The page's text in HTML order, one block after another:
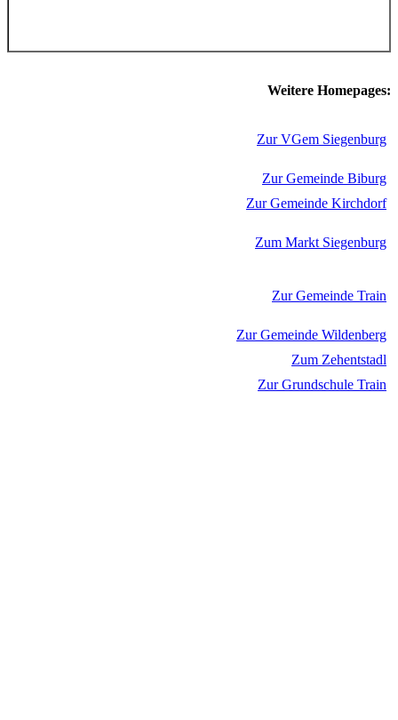
Weitere Homepages:
Zur VGem Siegenburg
Zur Gemeinde Biburg
Zur Gemeinde Kirchdorf
Zum Markt Siegenburg
Zur Gemeinde Train
Zur Gemeinde Wildenberg
Zum Zehentstadl
Zur Grundschule Train